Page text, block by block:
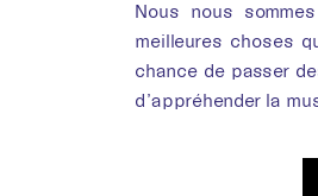
Nous nous
meilleures choses
chance de passer
d’appréhender la